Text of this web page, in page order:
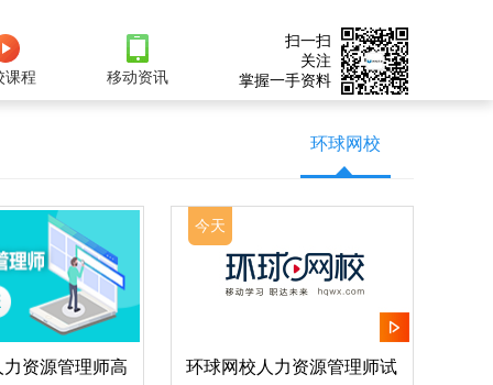
课程 移动资讯
扫一扫
关注
掌握一手资料
环球网校
资源管理师高
今天
环球网校人力资源管理师试